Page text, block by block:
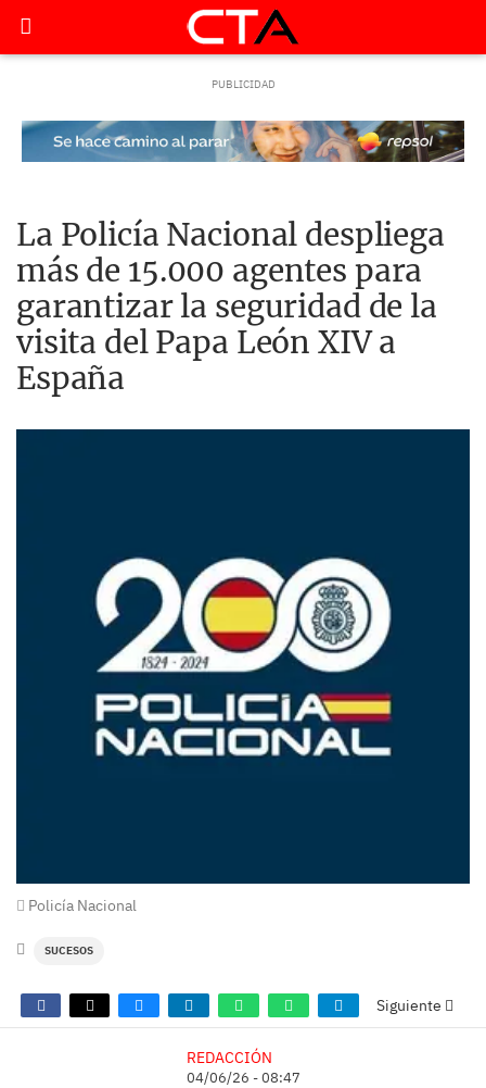
La Policía Nacional despliega
más de 15.000 agentes para
garantizar la seguridad de la
visita del Papa León XIV a
España
Policía Nacional
SUCESOS
Siguiente
REDACCIÓN
04/06/26 - 08:47